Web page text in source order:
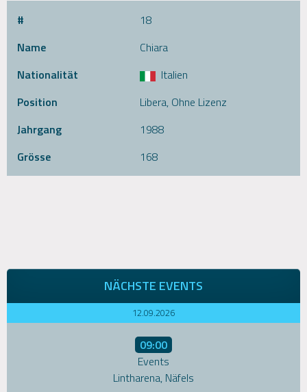
#
18
Name
Chiara
Nationalität
Italien
Position
Libera, Ohne Lizenz
Jahrgang
1988
Grösse
168
NÄCHSTE EVENTS
12.09.2026
09:00
Events
Lintharena, Näfels